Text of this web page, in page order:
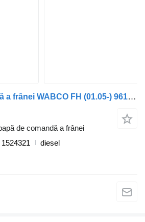
Supapă de comandă a frânei WABCO FH (01.05-) 9617242040 pentru cap tractor Volvo FH12, FH16, NH12, FH, VNL780 (1993-2014)
de comandă a frânei
diesel